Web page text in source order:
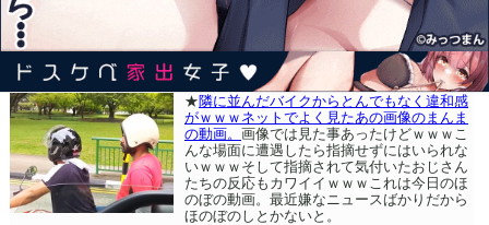
★隣に並んだバイクからとんでもなく違和感
がｗｗｗネットでよく見たあの画像のまんま
の動画。 画像では見た事あったけどｗｗｗこ
んな場面に遭遇したら指摘せずにはいられな
いｗｗｗそして指摘されて気付いたおじさん
たちの反応もカワイイｗｗｗこれは今日のほ
のぼの動画。最近嫌なニュースばかりだから
ほのぼのしとかないと。